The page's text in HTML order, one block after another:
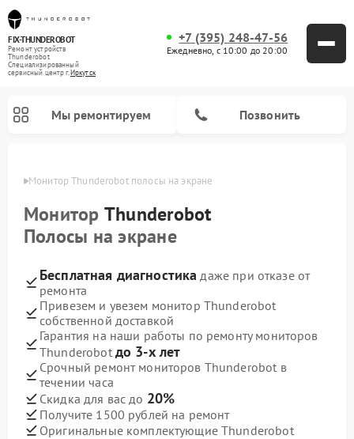
FIX-THUNDEROBOT
Ремонт устройств
Thunderobot
Специализированный
cервисный центр г.Иркутск
+7 (395) 248-47-56
Ежедневно, с 10:00 до 20:00
Мы ремонтируем Позвонить
Монитор Thunderobot полосы на экране
Монитор Thunderobot
Полосы на экране
Бесплатная диагностика даже при отказе от
ремонта
Привезем и увезем монитор Thunderobot
собственной доставкой
Гарантия на наши работы по ремонту мониторов
Thunderobot до 3-х лет
Срочный ремонт мониторов Thunderobot в
течении часа
Скидка для вас до 20%
Получите 1500 рублей на ремонт
Оригинальные комплектующие Thunderobot